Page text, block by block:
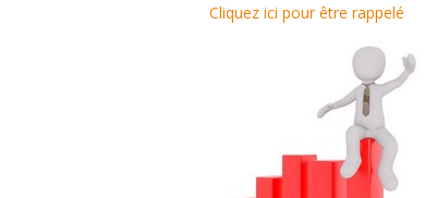
Cliquez ici pour être rappelé